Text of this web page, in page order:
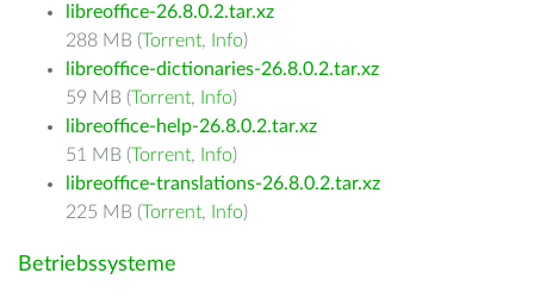
libreoffice-26.8.0.2.tar.xz
288 MB (Torrent, Info)
libreoffice-dictionaries-26.8.0.2.tar.xz
59 MB (Torrent, Info)
libreoffice-help-26.8.0.2.tar.xz
51 MB (Torrent, Info)
libreoffice-translations-26.8.0.2.tar.xz
225 MB (Torrent, Info)
Betriebssysteme